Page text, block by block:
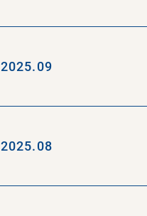
2025.09
2025.08